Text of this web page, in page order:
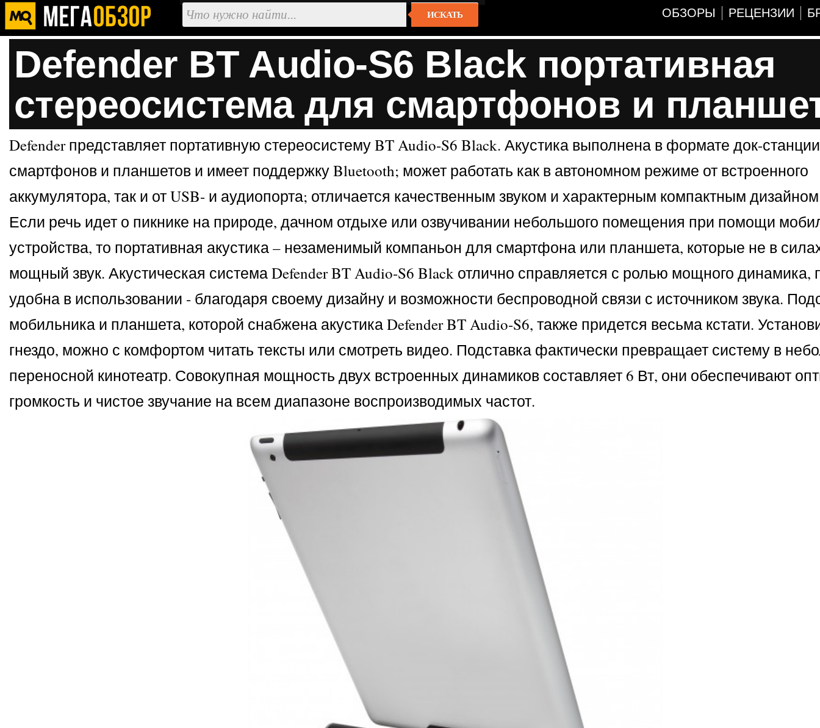
ИСКАТЬ ОБЗОРЫ РЕЦЕНЗИИ
Defender BT Audio-S6 Black портативная
стереосистема для смартфонов и
Defender представляет портативную стереосистему BT Audio-S6 Black. Акустика выполнена в формате док-
смартфонов и планшетов и имеет поддержку Bluetooth; может работать как в автономном режиме от встроенного
аккумулятора, так и от USB- и аудиопорта; отличается качественным звуком и характерным компактным
Если речь идет о пикнике на природе, дачном отдыхе или озвучивании небольшого помещения при помощи
устройства, то портативная акустика – незаменимый компаньон для смартфона или планшета, которые не в
мощный звук. Акустическая система Defender BT Audio-S6 Black отлично справляется с ролью мощного динамика,
удобна в использовании - благодаря своему дизайну и возможности беспроводной связи с источником звука.
мобильника и планшета, которой снабжена акустика Defender BT Audio-S6, также придется весьма кстати.
гнездо, можно с комфортом читать тексты или смотреть видео. Подставка фактически превращает систему в
переносной кинотеатр. Совокупная мощность двух встроенных динамиков составляет 6 Вт, они обеспечивают
громкость и чистое звучание на всем диапазоне воспроизводимых частот.